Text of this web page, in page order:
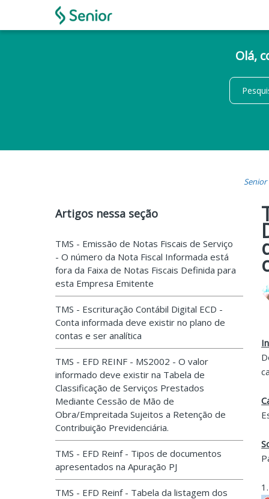
Olá,
Senior
Artigos nessa seção
TMS - Emissão de Notas Fiscais de Serviço
- O número da Nota Fiscal Informada está
fora da Faixa de Notas Fiscais Definida para
esta Empresa Emitente
TMS - Escrituração Contábil Digital ECD -
Conta informada deve existir no plano de
contas e ser analítica
TMS - EFD REINF - MS2002 - O valor
informado deve existir na Tabela de
Classificação de Serviços Prestados
Mediante Cessão de Mão de
Obra/Empreitada Sujeitos a Retenção de
Contribuição Previdenciária.
TMS - EFD Reinf - Tipos de documentos
apresentados na Apuração PJ
TMS - EFD Reinf - Tabela da listagem dos